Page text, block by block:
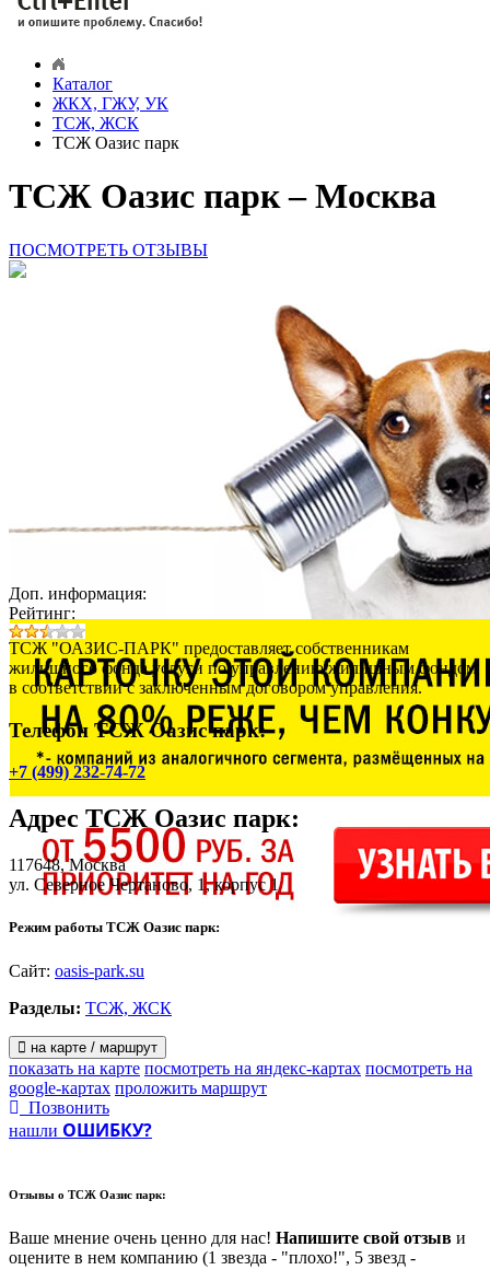
Каталог
ЖКХ, ГЖУ, УК
ТСЖ, ЖСК
ТСЖ Оазис парк
ТСЖ Оазис парк – Москва
ПОСМОТРЕТЬ ОТЗЫВЫ
Доп. информация:
Рейтинг:
ТСЖ "ОАЗИС-ПАРК" предоставляет собственникам
жилищного фонда услуги по управлению жилищным фондом
в соответствии с заключенным договором управления.
Телефон ТСЖ Оазис парк:
+7 (499) 232-74-72
Адрес ТСЖ Оазис парк:
117648, Москва
ул. Северное Чертаново, 1, корпус 1
Режим работы ТСЖ Оазис парк:
Сайт: oasis-park.su
Разделы: ТСЖ, ЖСК
на карте / маршрут
показать на карте посмотреть на яндекс-картах посмотреть на
google-картах проложить маршрут
Позвонить
нашли ОШИБКУ?
Отзывы о ТСЖ Оазис парк:
Ваше мнение очень ценно для нас! Напишите свой отзыв и
оцените в нем компанию (1 звезда - "плохо!", 5 звезд -